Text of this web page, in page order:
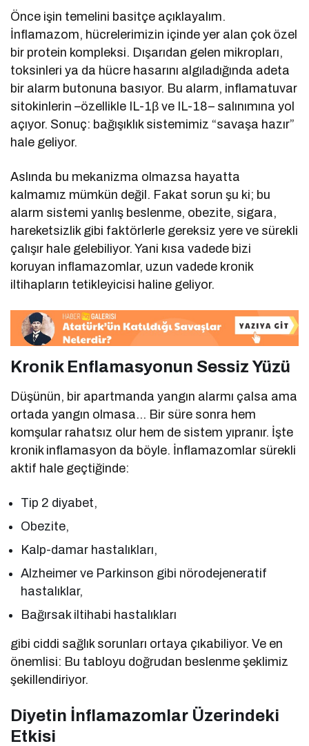
Önce işin temelini basitçe açıklayalım.
İnflamazom, hücrelerimizin içinde yer alan çok özel
bir protein kompleksi. Dışarıdan gelen mikropları,
toksinleri ya da hücre hasarını algıladığında adeta
bir alarm butonuna basıyor. Bu alarm, inflamatuvar
sitokinlerin –özellikle IL-1β ve IL-18– salınımına yol
açıyor. Sonuç: bağışıklık sistemimiz “savaşa hazır”
hale geliyor.
Aslında bu mekanizma olmazsa hayatta
kalmamız mümkün değil. Fakat sorun şu ki; bu
alarm sistemi yanlış beslenme, obezite, sigara,
hareketsizlik gibi faktörlerle gereksiz yere ve sürekli
çalışır hale gelebiliyor. Yani kısa vadede bizi
koruyan inflamazomlar, uzun vadede kronik
iltihapların tetikleyicisi haline geliyor.
Kronik Enflamasyonun Sessiz Yüzü
Düşünün, bir apartmanda yangın alarmı çalsa ama
ortada yangın olmasa… Bir süre sonra hem
komşular rahatsız olur hem de sistem yıpranır. İşte
kronik inflamasyon da böyle. İnflamazomlar sürekli
aktif hale geçtiğinde:
Tip 2 diyabet,
Obezite,
Kalp-damar hastalıkları,
Alzheimer ve Parkinson gibi nörodejeneratif
hastalıklar,
Bağırsak iltihabi hastalıkları
gibi ciddi sağlık sorunları ortaya çıkabiliyor. Ve en
önemlisi: Bu tabloyu doğrudan beslenme şeklimiz
şekillendiriyor.
Diyetin İnflamazomlar Üzerindeki
Etkisi